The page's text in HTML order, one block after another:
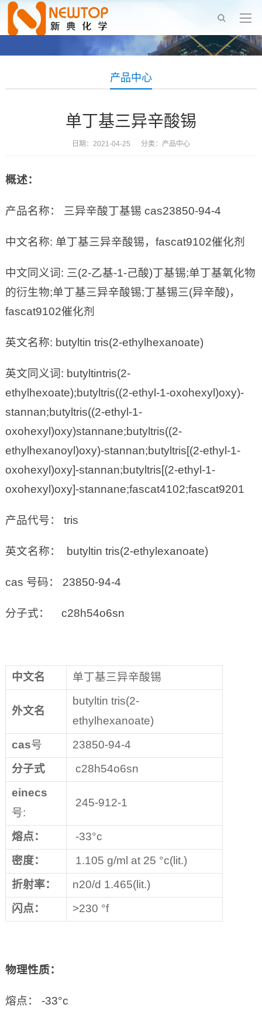
产品中心
单丁基三异辛酸锡
日期：2021-04-25 分类： 产品中心
概述：
产品名称： 三异辛酸丁基锡 cas23850-94-4
中文名称: 单丁基三异辛酸锡，fascat9102催化剂
中文同义词: 三(2-乙基-1-己酸)丁基锡;单丁基氧化物
的衍生物;单丁基三异辛酸锡;丁基锡三(异辛酸)，
fascat9102催化剂
英文名称: butyltin tris(2-ethylhexanoate)
英文同义词: butyltintris(2-
ethylhexoate);butyltris((2-ethyl-1-oxohexyl)oxy)-
stannan;butyltris((2-ethyl-1-
oxohexyl)oxy)stannane;butyltris((2-
ethylhexanoyl)oxy)-stannan;butyltris[(2-ethyl-1-
oxohexyl)oxy]-stannan;butyltris[(2-ethyl-1-
oxohexyl)oxy]-stannane;fascat4102;fascat9201
产品代号： tris
英文名称： butyltin tris(2-ethylexanoate)
cas 号码： 23850-94-4
分子式： c28h54o6sn
中文名 单丁基三异辛酸锡
外文名
butyltin tris(2-
ethylhexanoate)
cas号
23850-94-4
分子式
c28h54o6sn
einecs
号:
245-912-1
熔点：
-33°c
密度：
1.105 g/ml at 25 °c(lit.)
折射率：
n20/d 1.465(lit.)
闪点：
>230 °f
物理性质：
熔点： -33°c